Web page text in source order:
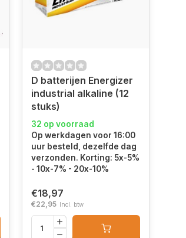
D batterijen Energizer
industrial alkaline (12
stuks)
32 op voorraad
Op werkdagen voor 16:00
uur besteld, dezelfde dag
verzonden. Korting: 5x-5%
- 10x-7% - 20x-10%
€18,97
€22,95 Incl. btw